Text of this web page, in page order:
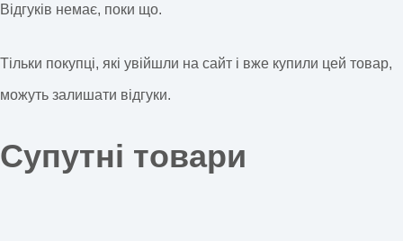
Відгуків немає, поки що.
Тільки покупці, які увійшли на сайт і вже купили цей товар,
можуть залишати відгуки.
Супутні товари